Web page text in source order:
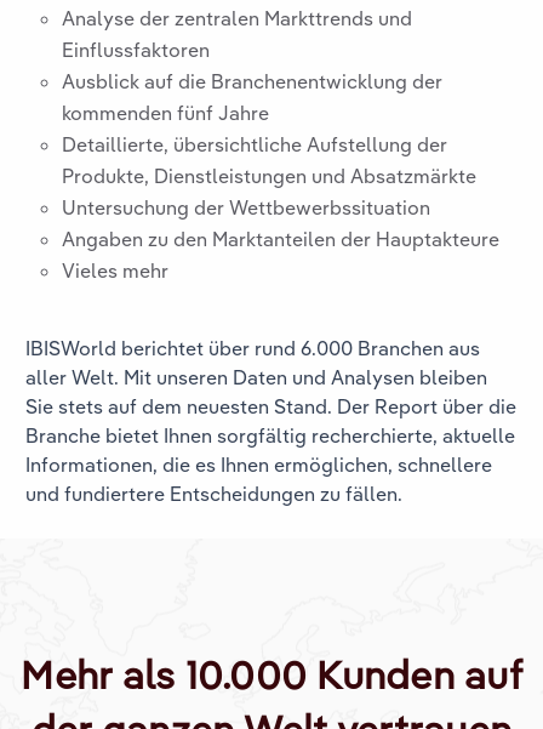
Analyse der zentralen Markttrends und
Einflussfaktoren
Ausblick auf die Branchenentwicklung der
kommenden fünf Jahre
Detaillierte, übersichtliche Aufstellung der
Produkte, Dienstleistungen und Absatzmärkte
Untersuchung der Wettbewerbssituation
Angaben zu den Marktanteilen der Hauptakteure
Vieles mehr
IBISWorld berichtet über rund 6.000 Branchen aus
aller Welt. Mit unseren Daten und Analysen bleiben
Sie stets auf dem neuesten Stand. Der Report über die
Branche bietet Ihnen sorgfältig recherchierte, aktuelle
Informationen, die es Ihnen ermöglichen, schnellere
und fundiertere Entscheidungen zu fällen.
Mehr als 10.000 Kunden auf